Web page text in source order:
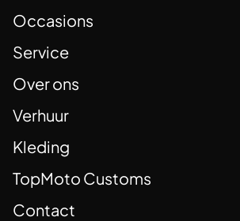
Occasions
Service
Over ons
Verhuur
Kleding
TopMoto Customs
Contact